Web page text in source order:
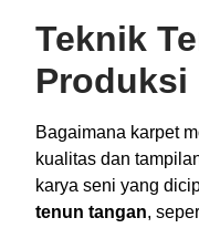
Teknik
Produksi
Bagaimana karpet
kualitas dan
karya seni yang
tenun tangan,